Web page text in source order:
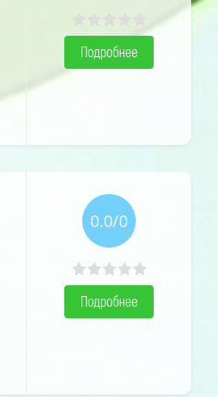
Подробнее
0.0/0
Подробнее